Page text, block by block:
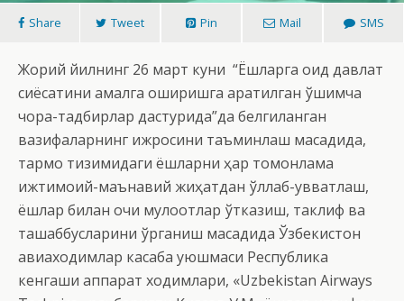
Share Tweet Pin Mail SMS
Жорий йилнинг 26 март куни “Ёшларга оид давлат
сиёсатини амалга оширишга қаратилган қўшимча
чора-тадбирлар дастурида”да белгиланган
вазифаларнинг ижросини таъминлаш мақсадида,
тармоқ тизимидаги ёшларни ҳар томонлама
ижтимоий-маънавий жиҳатдан қўллаб-қувватлаш,
ёшлар билан очиқ мулоқотлар ўтказиш, таклиф ва
ташаббусларини ўрганиш мақсадида Ўзбекистон
авиаходимлар касаба уюшмаси Республика
кенгаши аппарат ходимлари, «Uzbekistan Airways